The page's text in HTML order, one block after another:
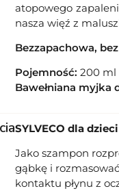
atopowego
nasza więź z
Bezzapachowa,
Pojemność: 200 ml
Bawełniana myjka
SYLVECO dla
Jako szampon
gąbkę i
kontaktu płynu z